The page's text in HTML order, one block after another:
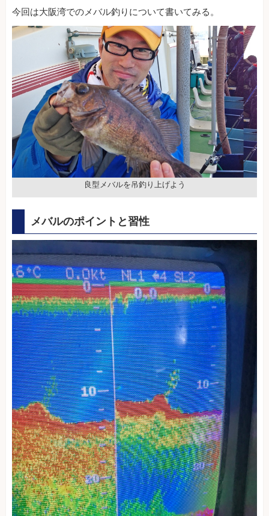
今回は大阪湾でのメバル釣りについて書いてみる。
良型メバルを吊釣り上げよう
メバルのポイントと習性